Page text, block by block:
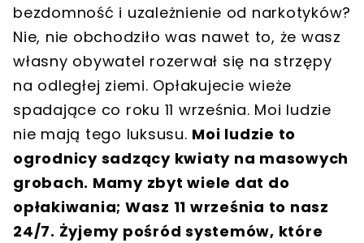
bezdomność i uzależnienie od narkotyków?
Nie, nie obchodziło was nawet to, że wasz
własny obywatel rozerwał się na strzępy
na odległej ziemi. Opłakujecie wieże
spadające co roku 11 września. Moi ludzie
nie mają tego luksusu. Moi ludzie to
ogrodnicy sadzący kwiaty na masowych
grobach. Mamy zbyt wiele dat do
opłakiwania; Wasz 11 września to nasz
24/7. Żyjemy pośród systemów, które